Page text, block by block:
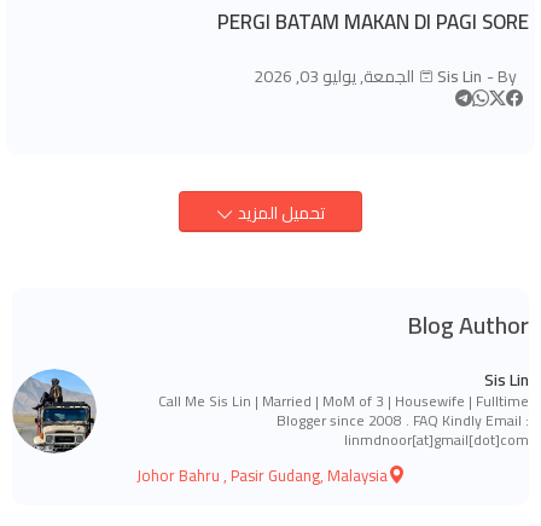
PERGI BATAM MAKAN DI PAGI SORE
By -
Sis Lin الجمعة, يوليو 03, 2026
تحميل المزيد
Blog Author
Sis Lin
Call Me Sis Lin | Married | MoM of 3 | Housewife | Fulltime
Blogger since 2008 . FAQ Kindly Email :
linmdnoor[at]gmail[dot]com
Johor Bahru , Pasir Gudang, Malaysia